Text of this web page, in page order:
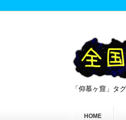
「仰慕ヶ窟」タ
HOME